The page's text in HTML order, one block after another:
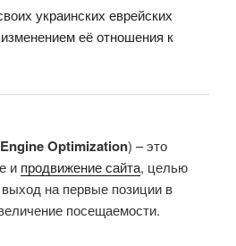
украинских еврейских
её отношения к
Optimization) – это
и продвижение сайта, целью
выход на первые позиции в
посещаемости.